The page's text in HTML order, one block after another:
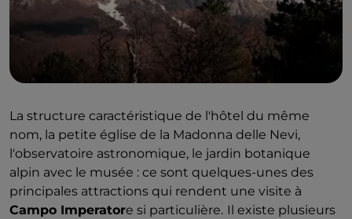
La structure caractéristique de l'hôtel du même
nom, la petite église de la Madonna delle Nevi,
l'observatoire astronomique, le jardin botanique
alpin avec le musée : ce sont quelques-unes des
principales attractions qui rendent une visite à
Campo Imperatore si particulière. Il existe plusieurs